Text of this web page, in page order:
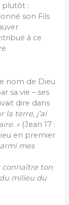
plutôt :
son Fils
à ce
nom de Dieu
sa vie – ses
dire dans
la terre, j’ai
» (Jean 17 :
en premier
mes
connaître ton
milieu du